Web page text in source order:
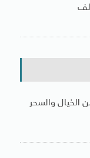
الخيال والسحر